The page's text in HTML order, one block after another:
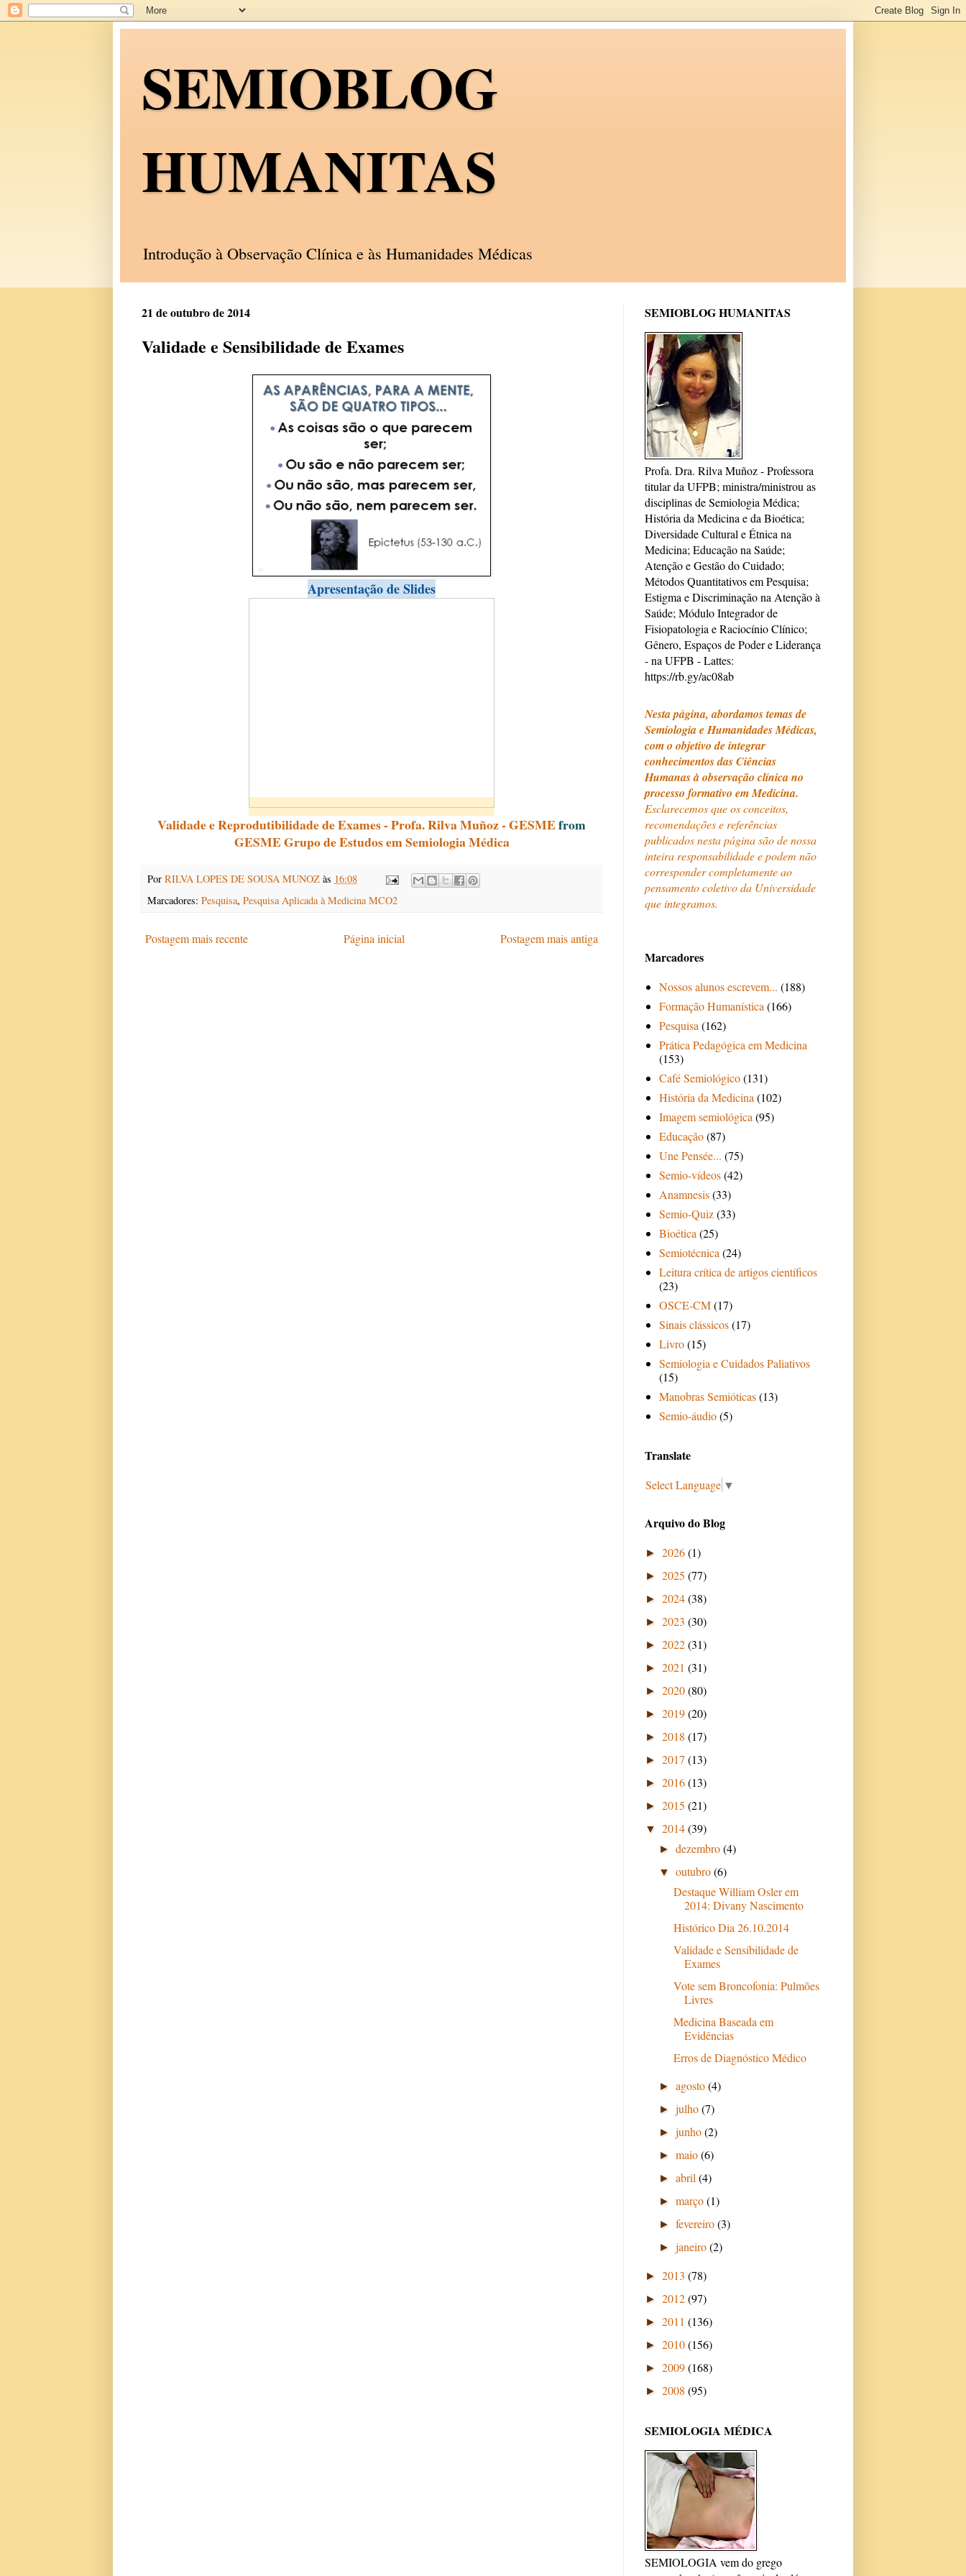
SEMIOBLOG
HUMANITAS
Introdução à Observação Clínica e às Humanidades Médicas
21 de outubro de 2014
Validade e Sensibilidade de Exames
Apresentação de Slides
Validade e Reprodutibilidade de Exames - Profa. Rilva Muñoz - GESMEfrom
GESME Grupo de Estudos em Semiologia Médica
Por RILVA LOPES DE SOUSA MUNOZ às 16:08
Marcadores: Pesquisa, Pesquisa Aplicada à Medicina MCO2
Postagem mais recente Postagem mais antiga
Página inicial
SEMIOBLOG HUMANITAS
Profa. Dra. Rilva Muñoz - Professora
titular da UFPB; ministra/ministrou as
disciplinas de Semiologia Médica;
História da Medicina e da Bioética;
Diversidade Cultural e Étnica na
Medicina; Educação na Saúde;
Atenção e Gestão do Cuidado;
Métodos Quantitativos em Pesquisa;
Estigma e Discriminação na Atenção à
Saúde; Módulo Integrador de
Fisiopatologia e Raciocínio Clínico;
Gênero, Espaços de Poder e Liderança
- na UFPB - Lattes:
https://rb.gy/ac08ab
Nesta página, abordamos temas de
Semiologia e Humanidades Médicas,
com o objetivo de integrar
conhecimentos das Ciências
Humanas à observação clínica no
processo formativo em Medicina.
Esclarecemos que os conceitos,
recomendações e referências
publicados nesta página são de nossa
inteira responsabilidade e podem não
corresponder completamente ao
pensamento coletivo da Universidade
que integramos.
Marcadores
Nossos alunos escrevem... (188)
Formação Humanística (166)
Pesquisa (162)
Prática Pedagógica em Medicina
(153)
Café Semiológico(131)
História da Medicina (102)
Imagem semiológica (95)
Educação(87)
Une Pensée... (75)
Semio-vídeos(42)
Anamnesis(33)
Semio-Quiz(33)
Bioética (25)
Semiotécnica (24)
Leitura crítica de artigos científicos
(23)
OSCE-CM(17)
Sinais clássicos(17)
Livro(15)
Semiologia e Cuidados Paliativos
(15)
Manobras Semióticas(13)
Semio-áudio(5)
Translate
Select Language ▼
Arquivo do Blog
► 2026(1)
► 2025 (77)
► 2024(38)
► 2023 (30)
► 2022(31)
► 2021 (31)
► 2020(80)
► 2019(20)
► 2018 (17)
► 2017 (13)
► 2016(13)
► 2015 (21)
▼ 2014(39)
►dezembro(4)
▼outubro(6)
Destaque William Osler em
2014: Divany Nascimento
Histórico Dia 26.10.2014
Validade e Sensibilidade de
Exames
Vote sem Broncofonia: Pulmões
Livres
Medicina Baseada em
Evidências
Erros de Diagnóstico Médico
►agosto(4)
►julho(7)
►junho(2)
►maio(6)
►abril(4)
►março(1)
►fevereiro(3)
►janeiro(2)
► 2013 (78)
► 2012(97)
► 2011 (136)
► 2010(156)
► 2009(168)
► 2008 (95)
SEMIOLOGIA MÉDICA
SEMIOLOGIA vem do grego